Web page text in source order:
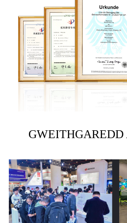
GWEITHGAREDD